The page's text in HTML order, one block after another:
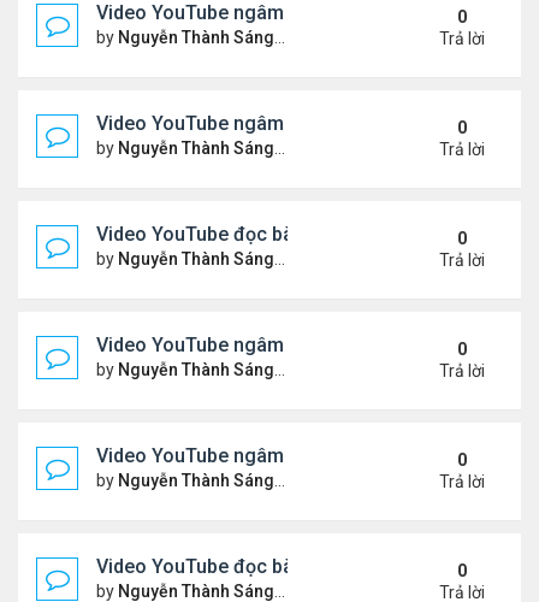
Video YouTube ngâm bài thơ nhạc lục bát "Nói
by Nguyễn Thành Sáng Thứ 3 Tháng 4 21, 2026 8:37
0
Trả lời
Video YouTube ngâm bài Thơ Nhạc Lục Bát: "Thơ
by Nguyễn Thành Sáng Thứ 4 Tháng 4 08, 2026 8:22
0
Trả lời
Video YouTube đọc bài thơ "Vậy Mà Ai Nỡ"
by Nguyễn Thành Sáng Thứ 6 Tháng 4 03, 2026 7:59
0
Trả lời
Video YouTube ngâm bài Thơ Nhạc Lục Bát: Em
by Nguyễn Thành Sáng Thứ 2 Tháng 3 30, 2026 8:19
0
Trả lời
Video YouTube ngâm bài Thơ Nhạc Lục Bát: Nỗi
by Nguyễn Thành Sáng Thứ 5 Tháng 3 26, 2026 8:13
0
Trả lời
Video YouTube đọc bài thơ "Đôi Mắt Của Em"
by Nguyễn Thành Sáng Thứ 6 Tháng 3 20, 2026 8:21
0
Trả lời